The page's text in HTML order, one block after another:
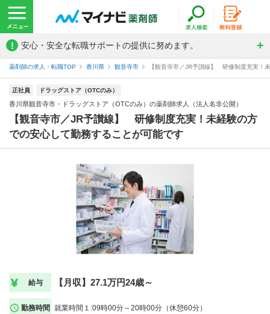
! 安心・安全な転職サポートの提供に努めます。
薬剤師の求人・転職TOP 香川県 観音寺市 【観音寺市／JR予讃線】 研修制度充実！
正社員 ドラッグストア（OTCのみ）
香川県観音寺市・ドラッグストア（OTCのみ）の薬剤師求人（法人名非公開）
【観音寺市／JR予讃線】 研修制度充実！未経験の方
での安心して勤務することが可能です
給与 【月収】27.1万円24歳～
勤務時間 就業時間１:09時00分～20時00分（休憩60分）